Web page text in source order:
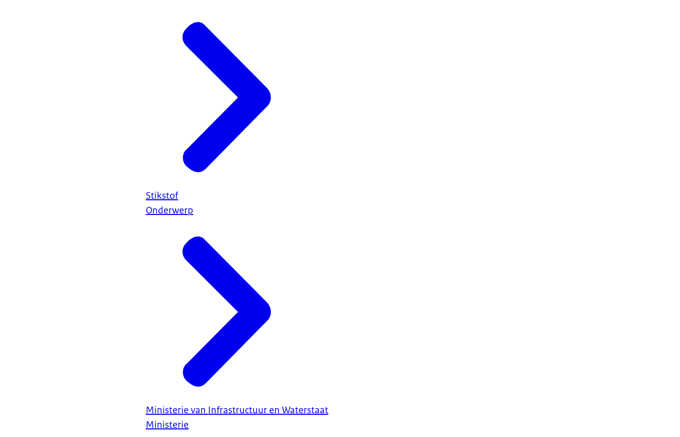
Stikstof
Onderwerp
Ministerie van Infrastructuur en Waterstaat
Ministerie